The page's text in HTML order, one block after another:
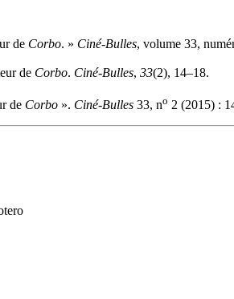
de Corbo. » Ciné-Bulles, volume 33,
de Corbo. Ciné-Bulles, 33(2), 14–18.
de Corbo ». Ciné-Bulles 33, no 2 (2015) :